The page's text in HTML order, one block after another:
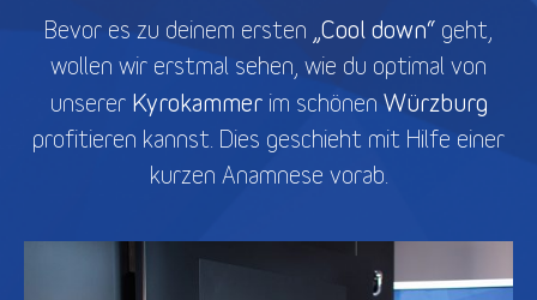
Bevor es zu deinem ersten „Cool down“ geht,
wollen wir erstmal sehen, wie du optimal von
unserer Kyrokammerim schönen Würzburg
profitieren kannst. Dies geschieht mit Hilfe einer
kurzen Anamnese vorab.